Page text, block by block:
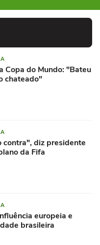
Copa do Mundo: "Bateu
chateado"
contra", diz presidente
da Fifa
europeia e
brasileira